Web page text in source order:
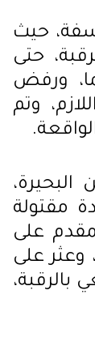
حيث
حتى
ورفض
وتم
مقتولة
على
وعثر على
بالرقبة،